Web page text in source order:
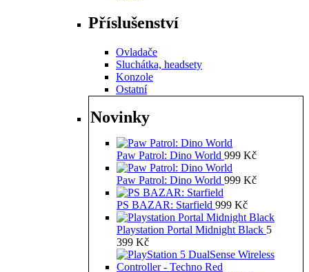
Příslušenství
Ovladače
Sluchátka, headsety
Konzole
Ostatní
Novinky
Paw Patrol: Dino World 999 Kč
Paw Patrol: Dino World 999 Kč
PS BAZAR: Starfield 999 Kč
Playstation Portal Midnight Black 5
399 Kč